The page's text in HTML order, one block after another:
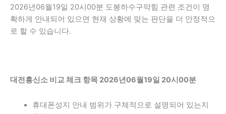
2026년06월19일 20시00분 도봉하수구막힘 관련 조건이 명
확하게 안내되어 있으면 현재 상황에 맞는 판단을 더 안정적으
로 할 수 있습니다.
대전흥신소 비교 체크 항목 2026년06월19일 20시00분
휴대폰성지 안내 범위가 구체적으로 설명되어 있는지